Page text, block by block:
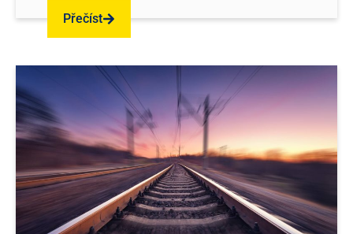
Přečíst